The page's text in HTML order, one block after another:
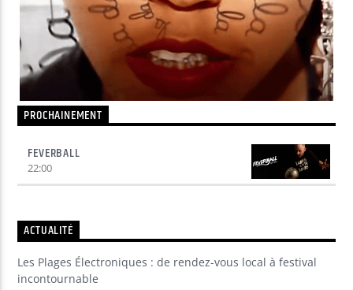
Yellow Riviera
Yellow Party
PROCHAINEMENT
FEVERBALL
22:00
ACTUALITÉ
Les Plages Électroniques : de rendez-vous local à festival
incontournable